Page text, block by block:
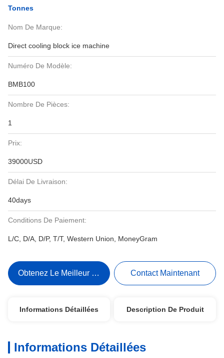
Tonnes
Nom De Marque:
Direct cooling block ice machine
Numéro De Modèle:
BMB100
Nombre De Pièces:
1
Prix:
39000USD
Délai De Livraison:
40days
Conditions De Paiement:
L/C, D/A, D/P, T/T, Western Union, MoneyGram
Obtenez Le Meilleur Prix Contact Maintenant
Informations Détaillées Description De Produit
Informations Détaillées